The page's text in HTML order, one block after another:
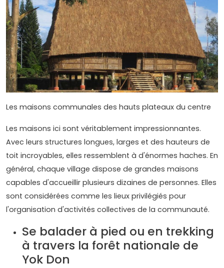
Les maisons communales des hauts plateaux du centre
Les maisons ici sont véritablement impressionnantes.
Avec leurs structures longues, larges et des hauteurs de
toit incroyables, elles ressemblent à d'énormes haches. En
général, chaque village dispose de grandes maisons
capables d'accueillir plusieurs dizaines de personnes. Elles
sont considérées comme les lieux privilégiés pour
l'organisation d'activités collectives de la communauté.
Se balader à pied ou en trekking
à travers la forêt nationale de
Yok Don